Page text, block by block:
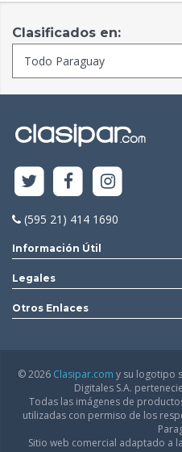
Clasificados en:
(595 21) 414 1690
Información Útil
Legales
Otros Enlaces
© 2026 Clasipar.com y su logotipo
Digitales S.A.
Todas las imágenes de
utilizadas con permiso de los
Sitio web comercial adaptado a